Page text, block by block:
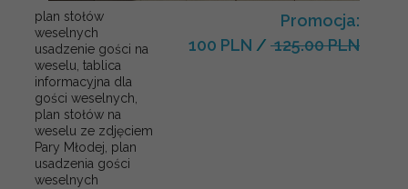
plan stołów
weselnych
usadzenie gości na
weselu, tablica
informacyjna dla
gości weselnych,
plan stołów na
weselu ze zdjęciem
Pary Młodej, plan
usadzenia gości
weselnych
Promocja:
100 PLN / 125.00 PLN